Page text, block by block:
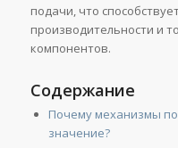
подачи, что
производительности и
компонентов.
Содержание
Почему механизмы
значение?